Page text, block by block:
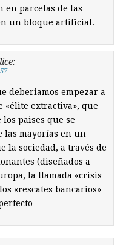
en parcelas de las
un bloque artificial.
deberiamos empezar a
«élite extractiva», que
paises que se
las mayorías en un
la sociedad, a través de
(diseñados a
la llamada «crisis
«rescates bancarios»